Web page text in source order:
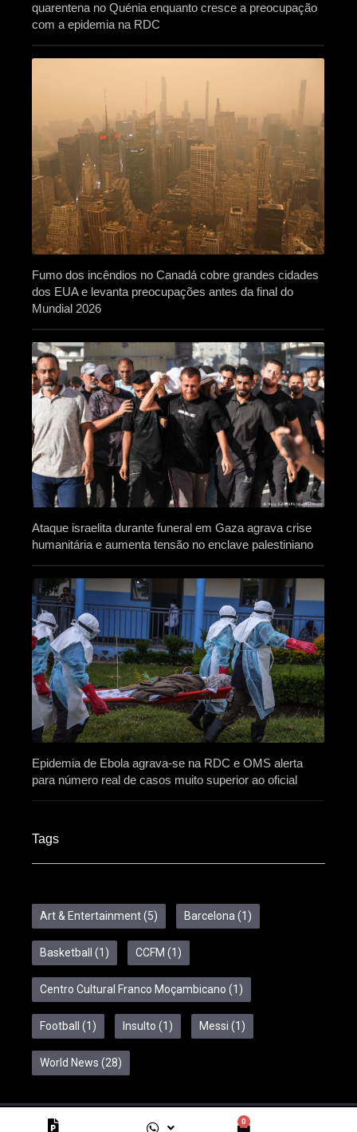
0
quarentena no Quénia enquanto cresce a preocupação
com a epidemia na RDC
Fumo dos incêndios no Canadá cobre grandes cidades
dos EUA e levanta preocupações antes da final do
Mundial 2026
Ataque israelita durante funeral em Gaza agrava crise
humanitária e aumenta tensão no enclave palestiniano
Epidemia de Ebola agrava-se na RDC e OMS alerta
para número real de casos muito superior ao oficial
Tags
Art & Entertainment(5) Barcelona(1)
Basketball (1) CCFM (1)
Centro Cultural Franco Moçambicano (1)
Football (1) Insulto (1) Messi (1)
World News (28)
Copyright © 2024 Feelcom. All Rights Reserved.